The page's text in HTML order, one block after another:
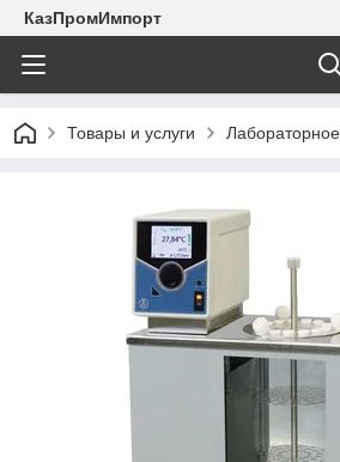
КазПромИмпорт
Товары и услуги